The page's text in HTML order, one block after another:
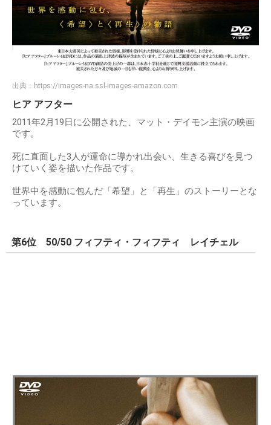
出典： https://images-na.ssl-images-amazon.com
ヒア アフター
2011年2月19日に公開された、マット・デイモン主演の映画
です。
死に直面した3人が運命に導かれ出会い、生きる喜びを見つ
けていく姿を描いた作品です。
世界中を感動に包んだ「希望」と「再生」のストーリーとな
っています。
第6位 50/50 フィフティ・フィフティ レイチェル